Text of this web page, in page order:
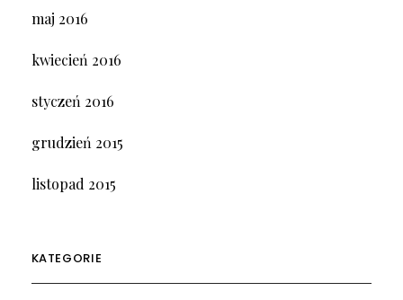
maj 2016
kwiecień 2016
styczeń 2016
grudzień 2015
listopad 2015
KATEGORIE